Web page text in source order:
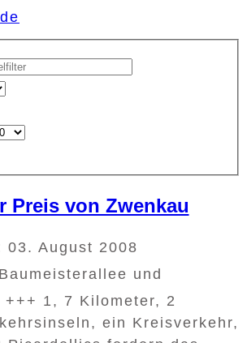
Preis von Zwenkau
August 2008
und
+++ 1, 7 Kilometer, 2
ein Kreisverkehr,